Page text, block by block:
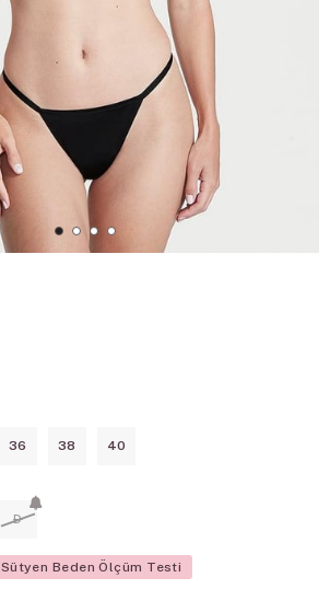
36 38 40
D
Sütyen Beden Ölçüm Testi